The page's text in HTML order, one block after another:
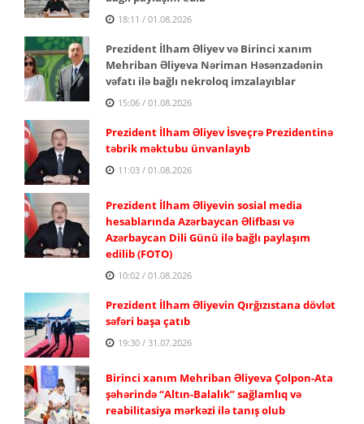
18:11 / 01.08.2026
Prezident İlham Əliyev və Birinci xanım
Mehriban Əliyeva Nəriman Həsənzadənin
vəfatı ilə bağlı nekroloq imzalayıblar
15:06 / 01.08.2026
Prezident İlham Əliyev İsveçrə Prezidentinə
təbrik məktubu ünvanlayıb
11:03 / 01.08.2026
Prezident İlham Əliyevin sosial media
hesablarında Azərbaycan Əlifbası və
Azərbaycan Dili Günü ilə bağlı paylaşım
edilib (FOTO)
10:02 / 01.08.2026
Prezident İlham Əliyevin Qırğızıstana dövlət
səfəri başa çatıb
19:30 / 31.07.2026
Birinci xanım Mehriban Əliyeva Çolpon-Ata
şəhərində “Altın-Balalık” sağlamlıq və
reabilitasiya mərkəzi ilə tanış olub